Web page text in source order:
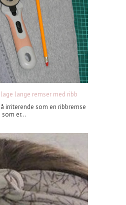
lange remser med ribb
irriterende som en ribbremse
som er...